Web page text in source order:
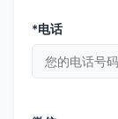
*电话